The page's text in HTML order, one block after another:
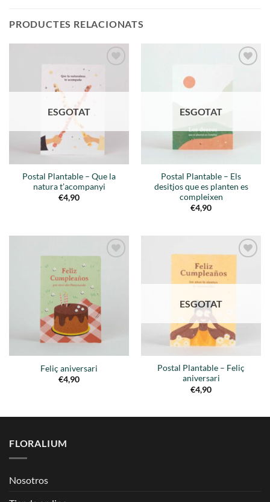
PRODUCTES RELACIONATS
lista de
ESGOTAT
Postal Plantable – Que la
natura t’acompanyi
€4,90
ESGOTAT
Postal Plantable – Els
desitjos que es planten es
compleixen
€4,90
Feliç aniversari
€4,90
lista de
ESGOTAT
Postal Plantable – Feliç
aniversari
€4,90
FLORALIUM
Nosotros